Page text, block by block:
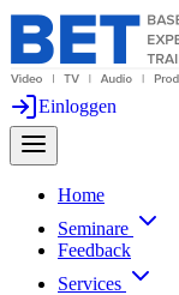
Einloggen
Home
Seminare
Feedback
Services